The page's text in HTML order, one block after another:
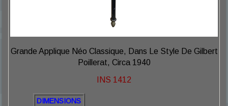
Grande Applique Néo Classique, Dans Le Style De Gilbert
Poillerat, Circa 1940
INS 1412
DIMENSIONS